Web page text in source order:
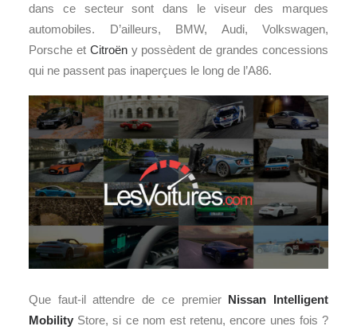
dans ce secteur sont dans le viseur des marques
automobiles. D’ailleurs, BMW, Audi, Volkswagen,
Porsche et Citroëny possèdent de grandes concessions
qui ne passent pas inaperçues le long de l’A86.
Que faut-il attendre de ce premier Nissan Intelligent
Mobility Store, si ce nom est retenu, encore unes fois ?